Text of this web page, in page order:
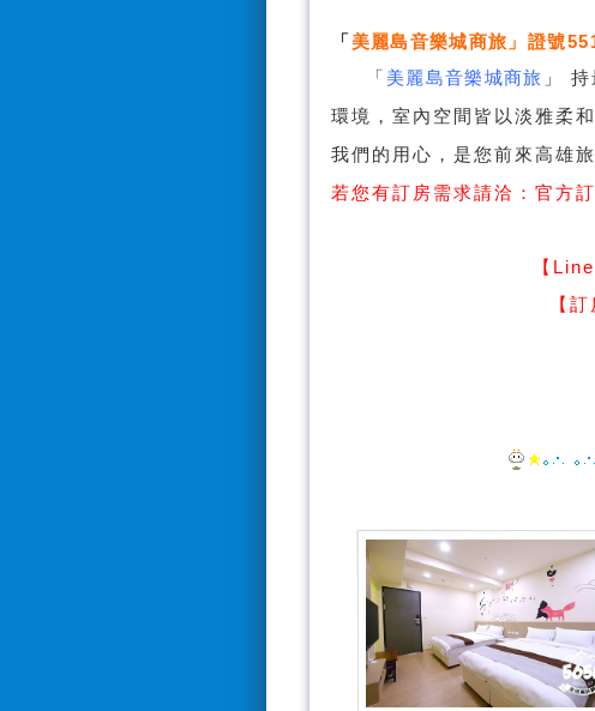
「 美麗島音樂城商旅 」證號
「 美麗島音樂城商旅 」 持
環境，室內空間皆以淡雅柔
我們的用心，是您前來高雄旅
若您有訂房需求請洽： 官方
【Line搜
【訂房電話：
*電話接聽時間